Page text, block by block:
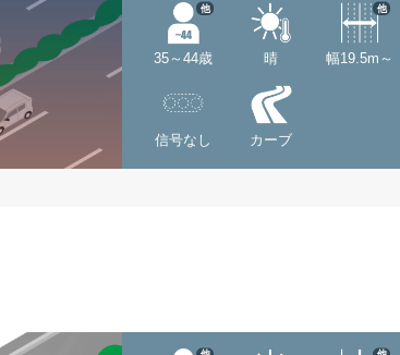
35～44歳
他
晴 幅19.5m～
他
信号なし カーブ